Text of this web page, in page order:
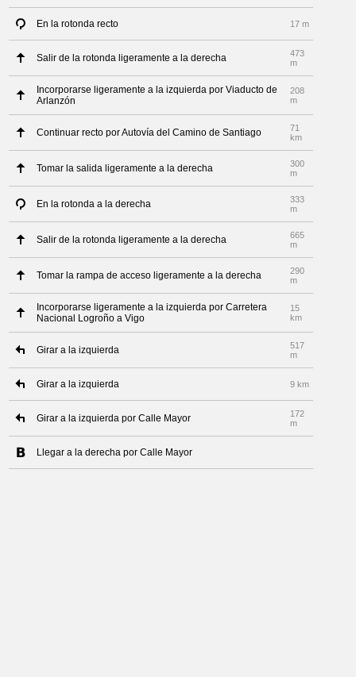
En la rotonda recto 17 m
Salir de la rotonda ligeramente a la derecha
473
m
Incorporarse ligeramente a la izquierda por Viaducto de
Arlanzón
208
m
Continuar recto por Autovía del Camino de Santiago
71
km
Tomar la salida ligeramente a la derecha
300
m
En la rotonda a la derecha
333
m
Salir de la rotonda ligeramente a la derecha
665
m
Tomar la rampa de acceso ligeramente a la derecha
290
m
Incorporarse ligeramente a la izquierda por Carretera
Nacional Logroño a Vigo
15
km
Girar a la izquierda
517
m
Girar a la izquierda 9 km
Girar a la izquierda por Calle Mayor
172
m
Llegar a la derecha por Calle Mayor